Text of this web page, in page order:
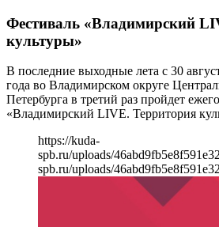
Фестиваль «Владимирский
культуры»
В последние выходные лета с 30
года во Владимирском округе
Петербурга в третий раз пройдет
«Владимирский LIVE. Территория
https://kuda-
spb.ru/uploads/
spb.ru/uploads/